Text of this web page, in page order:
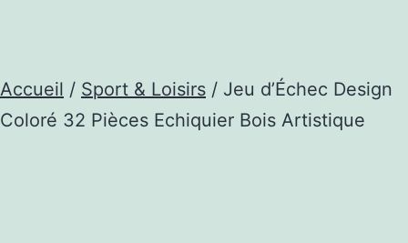
Accueil / Sport & Loisirs / Jeu d’Échec Design
Coloré 32 Pièces Echiquier Bois Artistique